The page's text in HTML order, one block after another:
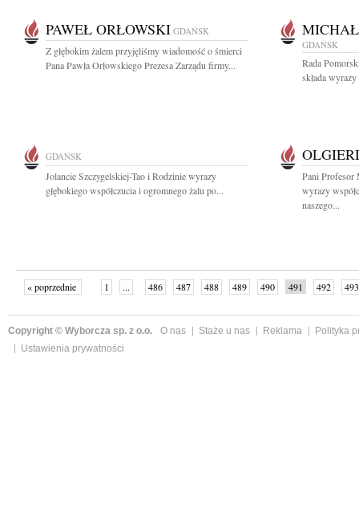
PAWEŁ ORŁOWSKI GDAŃSK
Z głębokim żalem przyjęliśmy wiadomość o śmierci
Pana Pawła Orłowskiego Prezesa Zarządu firmy...
GDAŃSK
Rada
składa
GDAŃSK
Jolancie Szczygelskiej-Tao i Rodzinie wyrazy
głębokiego współczucia i ogromnego żalu po...
Pani Profesor
wyrazy
naszego...
« poprzednie 1 ... 486 487 488 489 490 491 492
493
Copyright © Wyborcza sp. z o.o. O nas Staże u nas Reklama
Polityka
Ustawienia prywatności